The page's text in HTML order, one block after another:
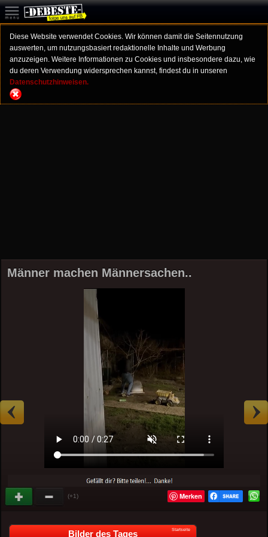
Diese Website verwendet Cookies. Wir können damit die Seitennutzung
auswerten, um nutzungsbasiert redaktionelle Inhalte und Werbung
anzuzeigen. Weitere Informationen zu Cookies und insbesondere dazu, wie
du deren Verwendung widersprechen kannst, findest du in unseren
Datenschutzhinweisen.
Männer machen Männersachen..
(+1) Merken
Bilder des Tages Startseite